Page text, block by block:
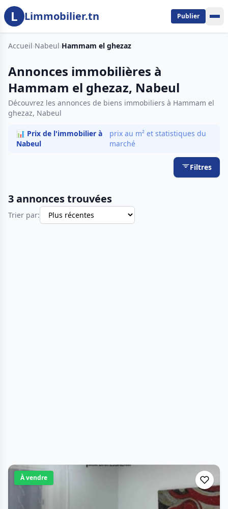
Aller au contenu principal
L Limmobilier.tn Publier
Accueil›Nabeul›Hammam el ghezaz
Annonces immobilières à
Hammam el ghezaz, Nabeul
Découvrez les annonces de biens immobiliers à Hammam el
ghezaz, Nabeul
📊 Prix de l'immobilier à
Nabeul
prix au m² et statistiques du
marché
Filtres
3 annonces trouvées
Trier par:
À vendre